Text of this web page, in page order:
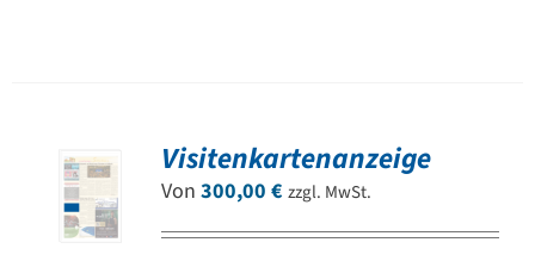
Visitenkartenanzeige
Von 300,00 € zzgl. MwSt.